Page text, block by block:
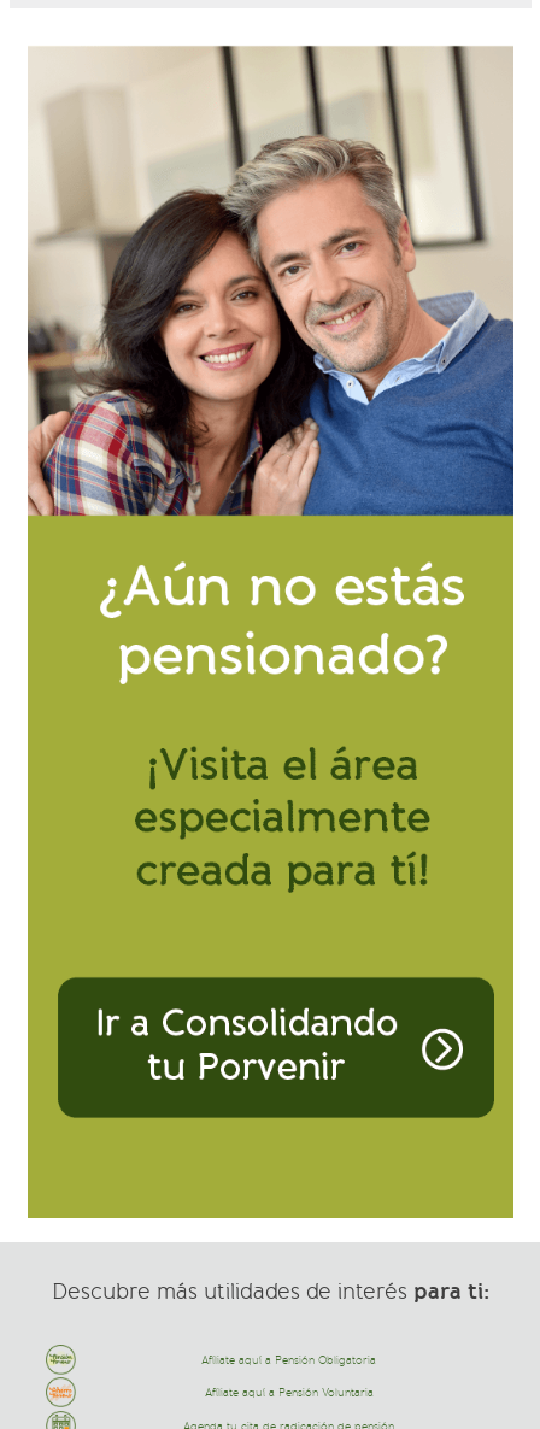
Descubre más utilidades de interés para ti:
Afíliate aquí a Pensión Obligatoria
Afíliate aquí a Pensión Voluntaria
Agenda tu cita de radicación de pensión